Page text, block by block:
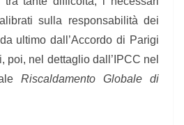
sulla responsabilità dei
ultimo dall’Accordo di Parigi
poi, nel dettaglio dall’IPCC nel
Riscaldamento Globale di